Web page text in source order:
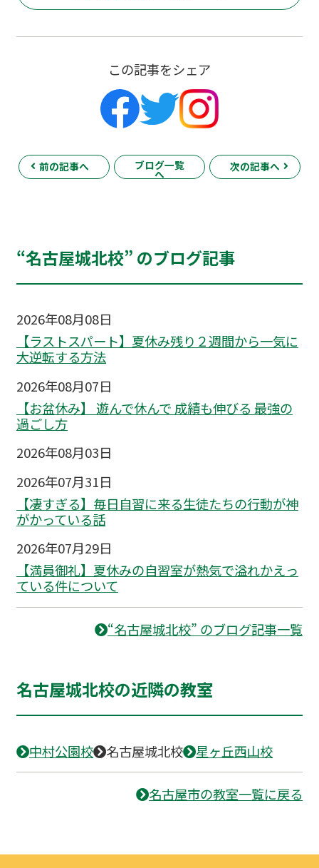
この記事をシェア
前の記事へ ブログ一覧
へ
次の記事へ
“名古屋城北校” のブログ記事
2026年08月08日
【ラストスパート】夏休み残り２週間から一気に
大逆転する方法
2026年08月07日
【お盆休み】 遊んで休んで 成績も伸びる 最強の
過ごし方
2026年08月03日
2026年07月31日
【凄すぎる】毎日自習に来る生徒たちの行動が神
がかっている話
2026年07月29日
【満員御礼】夏休みの自習室が熱気で溢れかえっ
ている件について
“名古屋城北校” のブログ記事一覧
名古屋城北校の近隣の教室
中村公園校 名古屋城北校 星ヶ丘西山校
名古屋市の教室一覧に戻る